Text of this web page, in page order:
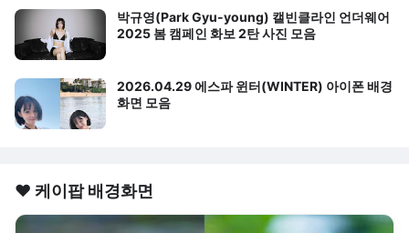
박규영(Park Gyu-young) 캘빈클라인 언더웨어
2025 봄 캠페인 화보 2탄 사진 모음
2026.04.29 에스파 윈터(WINTER) 아이폰 배경
화면 모음
❤️ 케이팝 배경화면